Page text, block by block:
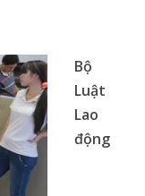
Bộ
Luật
Lao
động